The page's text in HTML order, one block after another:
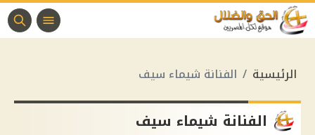
الرئيسية الفنانة شيماء سيف
الفنانة شيماء سيف